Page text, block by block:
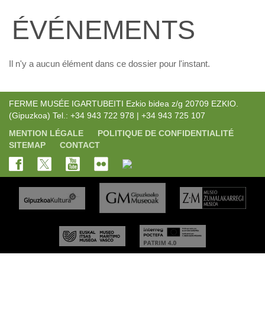
ÉVÉNEMENTS
Il n'y a aucun élément dans ce dossier pour l'instant.
FERME MUSÉE IGARTUBEITI Ezkio bidea z/g 20709 EZKIO.
(Gipuzkoa) Tel.: +34 943 722 978 | +34 943 725 107
MENTION LÉGALE
POLITIQUE DE CONFIDENTIALITÉ
SITEMAP
CONTACT